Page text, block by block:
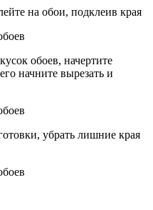
на обои, подклеив края
обоев, начертите
начните вырезать и
убрать лишние края